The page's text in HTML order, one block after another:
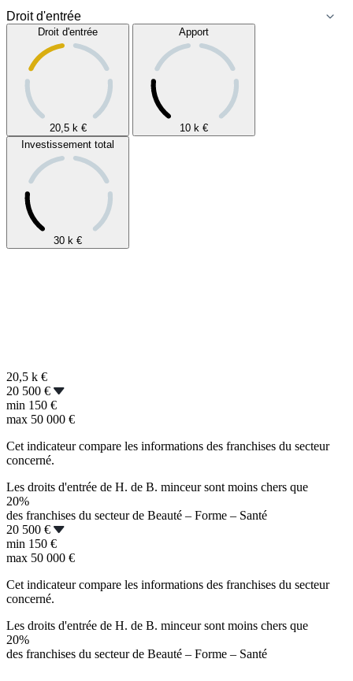
Droit d'entrée
20,5 k €
Apport
10 k €
Investissement total
30 k €
20,5 k €
20 500 €
min 150 €
max 50 000 €
Cet indicateur compare les informations des franchises du secteur
concerné.
Les droits d'entrée de H. de B. minceur sont moins chers que
20%
des franchises du secteur de Beauté – Forme – Santé
20 500 €
min 150 €
max 50 000 €
Cet indicateur compare les informations des franchises du secteur
concerné.
Les droits d'entrée de H. de B. minceur sont moins chers que
20%
des franchises du secteur de Beauté – Forme – Santé